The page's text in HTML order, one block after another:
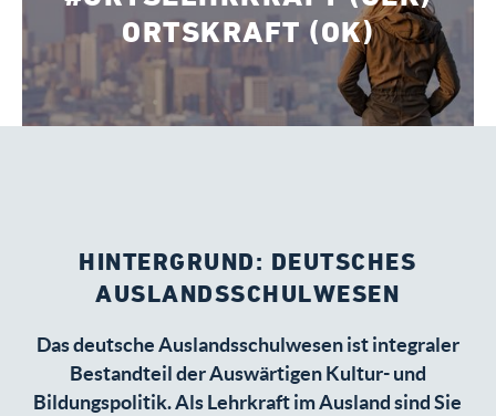
ORTSKRAFT (OK)
HINTERGRUND: DEUTSCHES
AUSLANDSSCHULWESEN
Das deutsche Auslandsschulwesen ist integraler
Bestandteil der Auswärtigen Kultur- und
Bildungspolitik. Als Lehrkraft im Ausland sind Sie